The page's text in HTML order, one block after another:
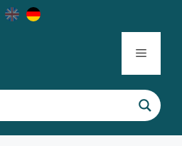
Menu